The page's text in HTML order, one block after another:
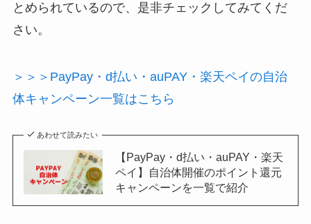
とめられているので、是非チェックしてみてくだ
さい。
＞＞＞PayPay・d払い・auPAY・楽天ペイの自治
体キャンペーン一覧はこちら
あわせて読みたい
【PayPay・d払い・auPAY・楽天
ペイ】自治体開催のポイント還元
キャンペーンを一覧で紹介